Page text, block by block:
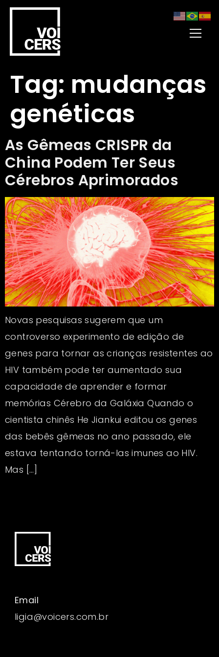
Tag: mudanças
genéticas
As Gêmeas CRISPR da
China Podem Ter Seus
Cérebros Aprimorados
Novas pesquisas sugerem que um
controverso experimento de edição de
genes para tornar as crianças resistentes ao
HIV também pode ter aumentado sua
capacidade de aprender e formar
memórias Cérebro da Galáxia Quando o
cientista chinês He Jiankui editou os genes
das bebês gêmeas no ano passado, ele
estava tentando torná-las imunes ao HIV.
Mas […]
Email
ligia@voicers.com.br